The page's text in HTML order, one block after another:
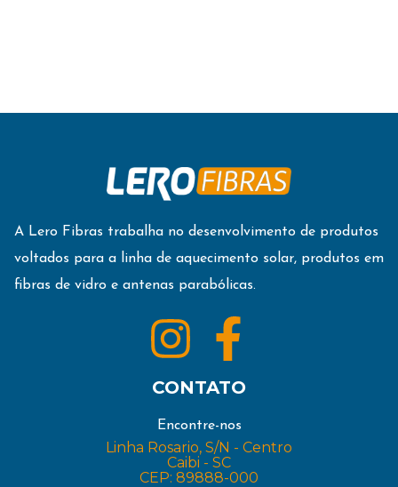
A Lero Fibras trabalha no desenvolvimento de produtos
voltados para a linha de aquecimento solar, produtos em
fibras de vidro e antenas parabólicas.
CONTATO
Encontre-nos
Linha Rosario, S/N - Centro
Caibi - SC
CEP: 89888-000